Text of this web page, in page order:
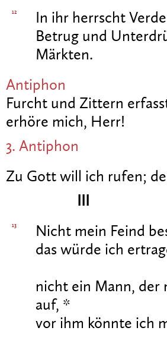
12
In ihr herrscht
Betrug und
Märkten.
Antiphon
Furcht und Zittern
erhöre mich, Herr!
3. Antiphon
Zu Gott will ich rufen;
13
Nicht mein Feind
das würde ich
nicht ein Mann, der
auf, *
vor ihm könnte ich